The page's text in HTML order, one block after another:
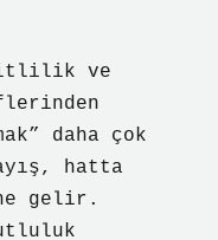
ve
daha çok
hatta
gelir.